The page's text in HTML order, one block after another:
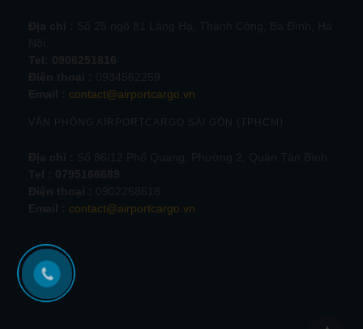
contact@airportcargo.vn
VĂN PHÒNG AIRPORTCARGO SÀI GÒN (TPHCM)
contact@airportcargo.vn